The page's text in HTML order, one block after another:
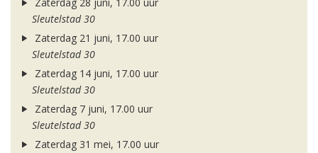
Zaterdag 28 juni, 17.00 uur
Sleutelstad 30
Zaterdag 21 juni, 17.00 uur
Sleutelstad 30
Zaterdag 14 juni, 17.00 uur
Sleutelstad 30
Zaterdag 7 juni, 17.00 uur
Sleutelstad 30
Zaterdag 31 mei, 17.00 uur